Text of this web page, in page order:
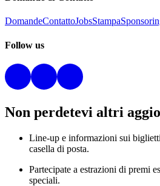
DomandeContattoJobsStampa
Follow us
Non perdetevi altri
Line-up e informazioni sui
casella di posta.
Partecipate a estrazioni di premi
speciali.